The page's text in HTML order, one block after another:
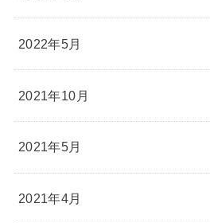
2022年5月
2021年10月
2021年5月
2021年4月